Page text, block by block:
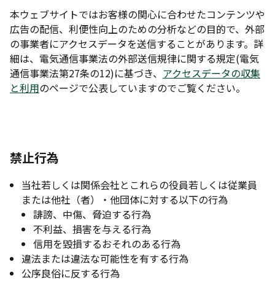
本ウェブサイトではお客様の関心に合わせたコンテンツや
広告の配信、利便性向上のための分析などの目的で、外部
の事業者にアクセスデータを送信することがあります。詳
細は、電気通信事業法の外部送信規律に関する規定(電気
通信事業法第27条の12)に基づき、 アクセスデータの収集
と利用のページで公表していますのでご覧ください。
禁止行為
当社若しくは関係会社とこれらの役員若しくは従業員
または他社（者）・他団体に対する以下の行為
誹謗、中傷、脅迫する行為
不利益、損害を与える行為
信用を毀損するおそれのある行為
違法または違法な可能性を有する行為
公序良俗に反する行為